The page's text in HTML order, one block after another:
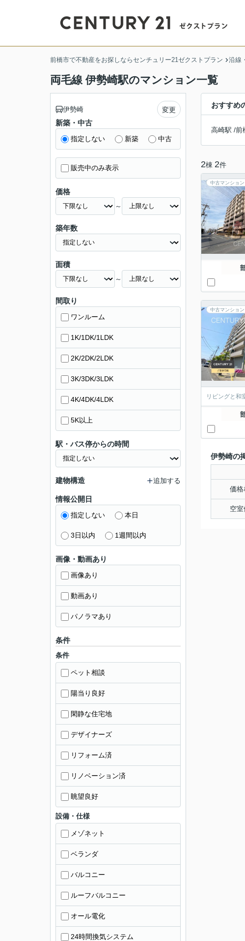
前橋市で不動産をお探しならセンチュリー21ゼクストプラン 沿線
両毛線 伊勢崎駅のマンション一覧
おすすめ
高崎駅 /前
2棟 2件
中古マンション
中古マンション
リビングと和
伊勢崎の
価格
空室
伊勢崎 変更
新築・中古
指定しない 新築 中古
販売中のみ表示
価格
～
築年数
面積
～
間取り
ワンルーム
1K/1DK/1LDK
2K/2DK/2LDK
3K/3DK/3LDK
4K/4DK/4LDK
5K以上
駅・バス停からの時間
建物構造 追加する
情報公開日
指定しない 本日
3日以内 1週間以内
画像・動画あり
画像あり
動画あり
パノラマあり
条件
条件
ペット相談
陽当り良好
閑静な住宅地
デザイナーズ
リフォーム済
リノベーション済
眺望良好
設備・仕様
メゾネット
ベランダ
バルコニー
ルーフバルコニー
オール電化
24時間換気システム